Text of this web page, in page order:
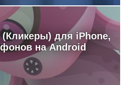
для iPhone,
на Android